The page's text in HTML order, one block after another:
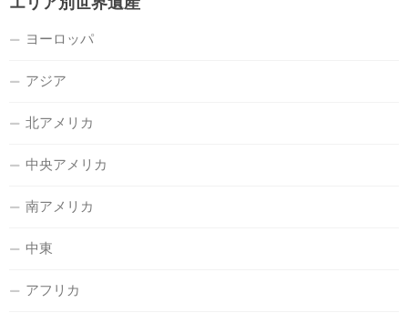
ヨーロッパ
アジア
北アメリカ
中央アメリカ
南アメリカ
中東
アフリカ